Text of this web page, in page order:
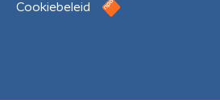
Cookiebeleid